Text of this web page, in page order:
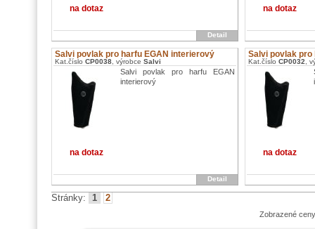
na dotaz
Detail
na dotaz
Salvi povlak pro harfu EGAN interierový
Kat.číslo CP0038 , výrobce Salvi
Salvi povlak pro harfu EGAN
interierový
na dotaz
Detail
Salvi povlak
Kat.číslo CP0032 ,
na dotaz
Stránky: 1 2
Zobrazené